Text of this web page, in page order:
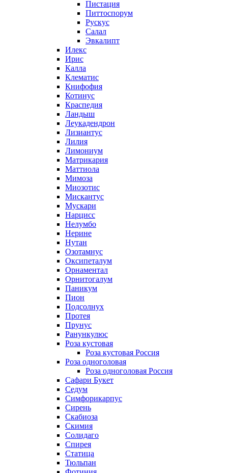
Пистация
Питтоспорум
Рускус
Салал
Эвкалипт
Илекс
Ирис
Калла
Клематис
Книфофия
Котинус
Краспедия
Ландыш
Леукадендрон
Лизиантус
Лилия
Лимониум
Матрикария
Маттиола
Мимоза
Миозотис
Мискантус
Мускари
Нарцисс
Нелумбо
Нерине
Нутан
Озотамнус
Оксипеталум
Орнаментал
Орнитогалум
Паникум
Пион
Подсолнух
Протея
Прунус
Ранункулюс
Роза кустовая
Роза кустовая Россия
Роза одноголовая
Роза одноголовая Россия
Сафари Букет
Седум
Симфорикарпус
Сирень
Скабиоза
Скимия
Солидаго
Спирея
Статица
Тюльпан